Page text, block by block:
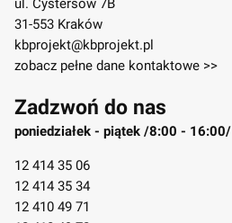
ul. Cystersów 7B
31-553 Kraków
kbprojekt@kbprojekt.pl
zobacz pełne dane kontaktowe >>
Zadzwoń do nas
poniedziałek - piątek /8:00 - 16:00/
12 414 35 06
12 414 35 34
12 410 49 71